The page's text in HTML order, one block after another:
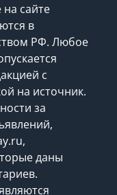
сайте
в
РФ. Любое
с
на источник.
за
даны